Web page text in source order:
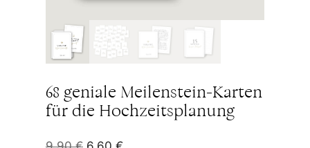
68 geniale Meilenstein-Karten
für die Hochzeitsplanung